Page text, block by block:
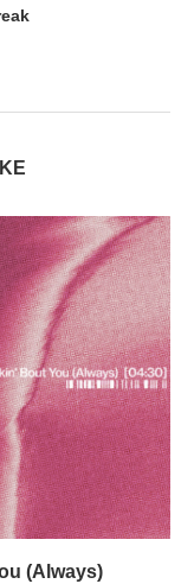
(Always)